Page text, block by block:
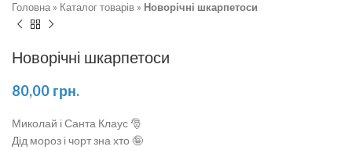
Головна » Каталог товарів » Новорічні шкарпетоси
Новорічні шкарпетоси
80,00 грн.
Миколай і Санта Клаус 🎅
Дід мороз і чорт зна хто 🤪